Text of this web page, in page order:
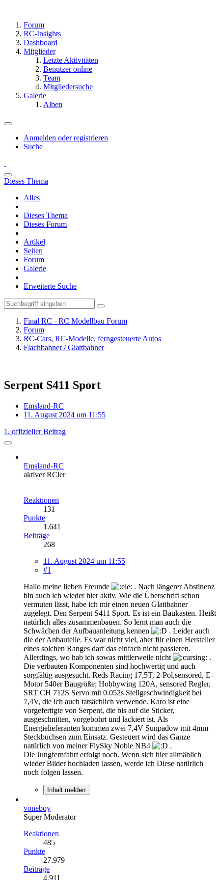
Forum
RC-Insights
Dashboard
Mitglieder
Letzte Aktivitäten
Benutzer online
Team
Mitgliedersuche
Galerie
Alben
Anmelden oder registrieren
Suche
Dieses Thema
Alles
Dieses Thema
Dieses Forum
Artikel
Seiten
Forum
Galerie
Erweiterte Suche
Final RC - RC Modellbau Forum
Forum
RC-Cars, RC-Modelle, ferngesteuerte Autos
Flachbahner / Glattbahner
Serpent S411 Sport
Emsland-RC
11. August 2024 um 11:55
1. offizieller Beitrag
Emsland-RC
aktiver RCler
Reaktionen
131
Punkte
1.641
Beiträge
268
11. August 2024 um 11:55
#1
Hallo meine lieben Freunde
. Nach längerer Abstinenz
bin auch ich wieder hier aktiv. Wie die Überschrift schon
vermuten lässt, habe ich mir einen neuen Glattbahner
zugelegt. Den Serpent S411 Sport. Es ist ein Baukasten. Heißt
natürlich alles zusammenbauen. So lernt man auch die
Schwächen der Aufbauanleitung kennen
. Leider auch
die der Anbauteile. Es war nicht viel, aber für einen Hersteller
eines solchen Ranges darf das einfach nicht passieren.
Allerdings, wo hab ich sowas mittlerweile nicht
.
Die verbauten Komponenten sind hochwertig und auch
sorgfältig ausgesucht. Reds Racing 17,5T, 2-Pol,sensored, E-
Motor 540er Baugröße; Hobbywing 120A, sensored Regler,
SRT CH 712S Servo mit 0.052s Stellgeschwindigkeit bei
7,4V, die ich auch tatsächlich verwende. Karo ist eine
vorgefertigte von Serpent, die bis auf die Sticker,
ausgeschnitten, vorgebohrt und lackiert ist. Als
Energielieferanten kommen zwei 7,4V Sunpadow mit 4mm
Steckbuchsen zum Einsatz. Gesteuert wird das Ganze
natürlich von meiner FlySky Noble NB4
.
Die Jungfernfahrt erfolgt noch. Wenn sich hier allmählich
wieder Bilder hochladen lassen, werde ich Diese natürlich
noch folgen lassen.
Inhalt melden
voneboy
Super Moderator
Reaktionen
485
Punkte
27.979
Beiträge
4.911